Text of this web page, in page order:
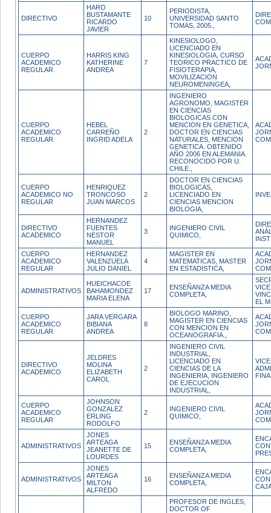
DIRECTIVO
HARO
BUSTAMANTE
RICARDO
JAVIER
10
PERIODISTA,
UNIVERSIDAD SANTO
TOMAS, 2005.,
CUERPO
ACADEMICO
REGULAR
HARRIS KING
KATHERINE
ANDREA
7
KINESIOLOGO,
LICENCIADO EN
KINESIOLOGIA, CURSO
TEORICO PRACTICO DE
FISIOTERAPIA,
MOVILIZACION
NEUROMENINGEA,
CUERPO
ACADEMICO
REGULAR
HEBEL
CARREÑO
INGRID ADELA
2
INGENIERO
AGRONOMO, MAGISTER
EN CIENCIAS
BIOLOGICAS CON
MENCION EN GENETICA,
DOCTOR EN CIENCIAS
NATURALES, MENCION
GENETICA. OBTENIDO
AÑO 2006 EN ALEMANIA.
RECONOCIDO POR U.
CHILE.,
CUERPO
ACADEMICO NO
REGULAR
HENRIQUEZ
TRONCOSO
JUAN MARCOS
2
DOCTOR EN CIENCIAS
BIOLOGICAS,
LICENCIADO EN
CIENCIAS MENCION
BIOLOGIA,
DIRECTIVO
ACADEMICO
HERNANDEZ
FUENTES
NESTOR
MANUEL
3
INGENIERO CIVIL
QUIMICO,
CUERPO
ACADEMICO
REGULAR
HERNANDEZ
VALENZUELA
JULIO DANIEL
4
MAGISTER EN
MATEMATICAS, MASTER
EN ESTADISTICA,
ADMINISTRATIVOS
HUEICHACOE
BAHAMONDEZ
MARIA ELENA
17
ENSEÑANZA MEDIA
COMPLETA,
EL
CUERPO
ACADEMICO
REGULAR
JARA VERGARA
BIBIANA
ANDREA
8
BIOLOGO MARINO,
MAGISTER EN CIENCIAS
CON MENCION EN
OCEANOGRAFIA.,
DIRECTIVO
ACADEMICO
JELDRES
MOLINA
ELIZABETH
CAROL
2
INGENIERO CIVIL
INDUSTRIAL,
LICENCIADO EN
CIENCIAS DE LA
INGENIERIA, INGENIERO
DE EJECUCION
INDUSTRIAL,
CUERPO
ACADEMICO
REGULAR
JOHNSON
GONZALEZ
ERLING
RODOLFO
2
INGENIERO CIVIL
QUIMICO,
ADMINISTRATIVOS
JONES
ARTEAGA
JEANETTE DE
LOURDES
15
ENSEÑANZA MEDIA
COMPLETA,
ADMINISTRATIVOS
JONES
ARTEAGA
MILTON
ALFREDO
16
ENSEÑANZA MEDIA
COMPLETA,
PROFESOR DE INGLES,
DOCTOR OF